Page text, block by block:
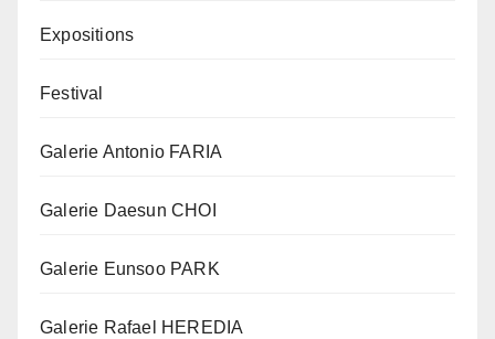
Expositions
Festival
Galerie Antonio FARIA
Galerie Daesun CHOI
Galerie Eunsoo PARK
Galerie Rafael HEREDIA